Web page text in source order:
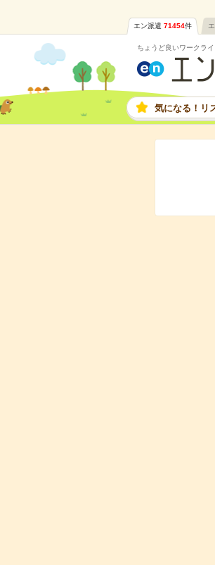
エン派遣 71454件
ちょうど良いワークラ
気になる！リ